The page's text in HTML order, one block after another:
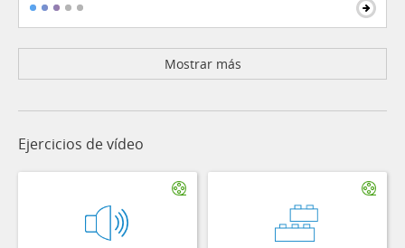
Mostrar más
Ejercicios de vídeo